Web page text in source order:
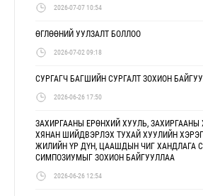
2026-07-07 10:54
ӨГЛӨӨНИЙ УУЛЗАЛТ БОЛЛОО
2026-07-02 09:18
СУРГАГЧ БАГШИЙН СУРГАЛТ ЗОХИОН
2026-06-26 17:50
ЗАХИРГААНЫ ЕРӨНХИЙ ХУУЛЬ, ЗАХИРГААНЫ
ХЯНАН ШИЙДВЭРЛЭХ ТУХАЙ ХУУЛИЙН
ЖИЛИЙН ҮР ДҮН, ЦААШДЫН ЧИГ ХАНДЛАГА
СИМПОЗИУМЫГ ЗОХИОН БАЙГУУЛЛАА
2026-06-26 12:54